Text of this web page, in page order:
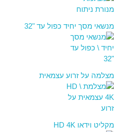
מנשאי מסך יחיד כפול עד "32
מצלמה על זרוע עצמאית
מקליט וידאו HD 4K